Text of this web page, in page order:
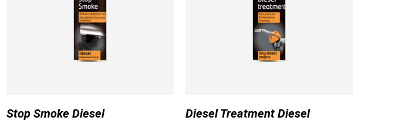
Stop Smoke Diesel Diesel Treatment Diesel